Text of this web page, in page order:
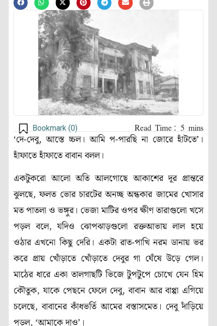
Bookmark (0)
‘দে-দেবু, আস্তে চ্চল। আমি প-পারছি না জোরে হাঁটতে’।
হাঁফাতে হাঁফাতে বাবান বলল।
একটুকরো আলো অতি আলগোছে আকাশের দূর প্রান্তরে
ঝুলছে, ফলত ভোর চারটের অনচ্ছ অন্ধকার জামের খোসার
মত পাতলা ও ভঙ্গুর। ভেজা মাটির ওপর ক্ষীণ তারাগুলো খসে
পড়ল বলে, যদিও ঝোপঝাড়গুলো রক্তআভায় লাল হয়ে
ওঠার এখনো কিছু দেরি। একটা রাত-পাখি নরম ডানায় ভর
করে প্রায় খোঁড়াতে খোঁড়াতে দেবুর গা ঘেঁষে উড়ে গেল।
মাঠের ধারে একা তালগাছটি ভিজে টুপটুপে চোখে যেন হিম
কৌতুক, যাকে পেছনে ফেলে দেবু, বাবান আর বাপ্পা এগিয়ে
চলেছে, বাবানের কাঁধভর্তি আমের বস্তাসমেত। দেবু দাঁড়িয়ে
পড়ল, ‘আমাকে দাও’।